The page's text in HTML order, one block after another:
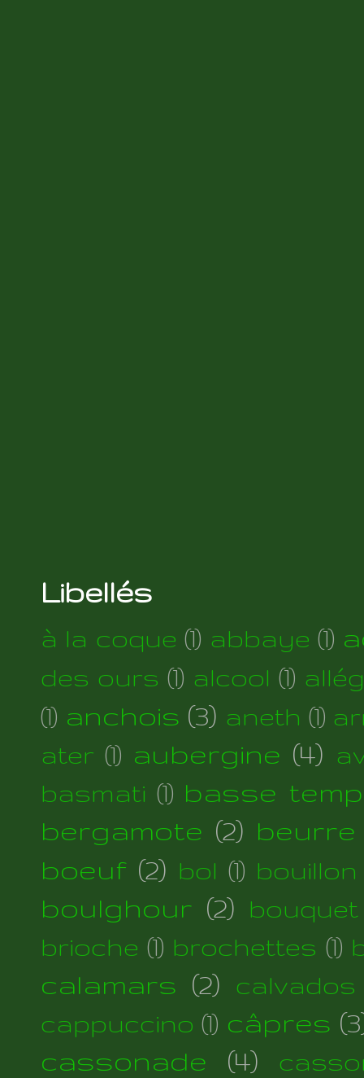
Libellés
à la coque (1) abbaye (1)
des ours (1) alcool (1)
(1) anchois (3) aneth (1)
ater (1) aubergine (4)
basmati (1) basse
bergamote (2) beurre
boeuf (2) bol (1) bouillon
boulghour (2)
brioche (1) brochettes (1)
calamars (2)
calvados
cappuccino (1) câpres
cassonade
(4)